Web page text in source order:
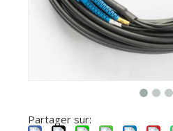
Partager sur: